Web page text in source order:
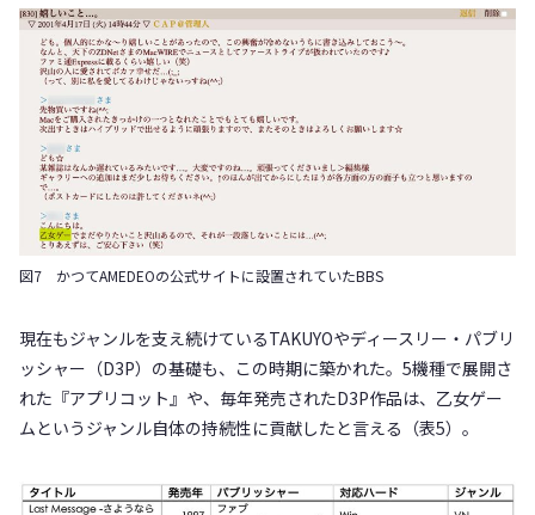
図7 かつてAMEDEOの公式サイトに設置されていたBBS
現在もジャンルを支え続けているTAKUYOやディースリー・パブリ
ッシャー（D3P）の基礎も、この時期に築かれた。5機種で展開さ
れた『アプリコット』や、毎年発売されたD3P作品は、乙女ゲー
ムというジャンル自体の持続性に貢献したと言える（表5）。